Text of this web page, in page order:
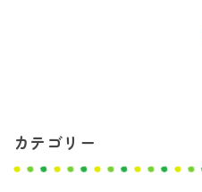
シ
カテゴリー